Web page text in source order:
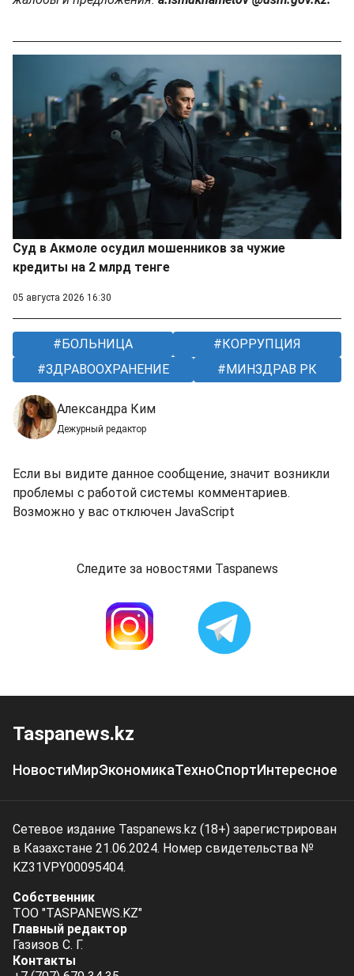
Суд в Акмоле осудил мошенников за чужие
кредиты на 2 млрд тенге
05 августа 2026 16:30
БОЛЬНИЦА
КОРРУПЦИЯ
ЗДРАВООХРАНЕНИЕ
МИНЗДРАВ РК
Александра Ким
Дежурный редактор
Если вы видите данное сообщение, значит возникли
проблемы с работой системы комментариев.
Возможно у вас отключен JavaScript
Следите за новостями Taspanews
Taspanews.kz
НовостиМирЭкономикаТехноСпортИнтересное
Сетевое издание Taspanews.kz (18+) зарегистрирован
в Казахстане 21.06.2024. Номер свидетельства №
KZ31VPY00095404.
Собственник
ТОО "TASPANEWS.KZ"
Главный редактор
Газизов С. Г.
Контакты